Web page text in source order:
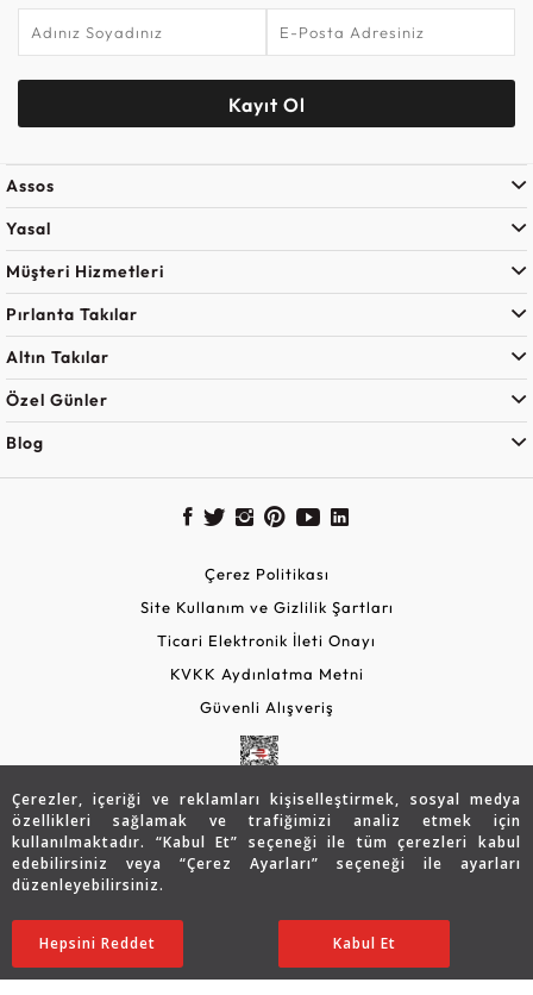
Çerezler, içeriği ve reklamları kişiselleştirmek, sosyal medya
özellikleri sağlamak ve trafiğimizi analiz etmek için
kullanılmaktadır. “Kabul Et” seçeneği ile tüm çerezleri kabul
edebilirsiniz veya “Çerez Ayarları” seçeneği ile ayarları
düzenleyebilirsiniz.
Ayarları Düzenle
Hepsini Reddet Kabul Et
42.152 TL
29.486TL SATIN ALIN
Kayıt Ol
Assos
Yasal
Müşteri Hizmetleri
Pırlanta Takılar
Altın Takılar
Özel Günler
Blog
Çerez Politikası
Site Kullanım ve Gizlilik Şartları
Ticari Elektronik İleti Onayı
KVKK Aydınlatma Metni
Güvenli Alışveriş
Copyright © 2026 Assos Pırlanta - Bu sitenin tüm hakları